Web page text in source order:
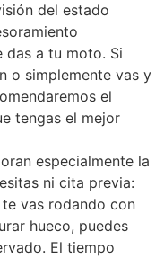
del estado
das a tu moto. Si
o simplemente vas y
el
tengas el mejor
especialmente la
ni cita previa:
vas rodando con
hueco, puedes
El tiempo